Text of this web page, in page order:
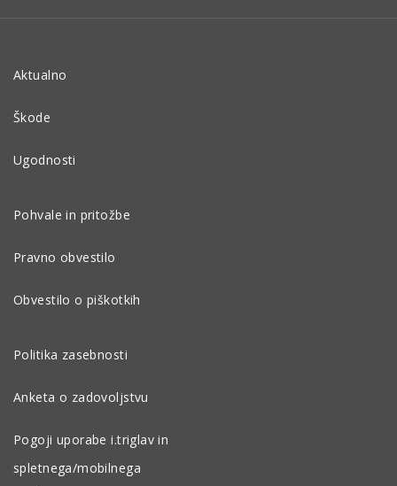
Aktualno
Škode
Ugodnosti
Pohvale in pritožbe
Pravno obvestilo
Obvestilo o piškotkih
Politika zasebnosti
Anketa o zadovoljstvu
Pogoji uporabe i.triglav in
spletnega/mobilnega